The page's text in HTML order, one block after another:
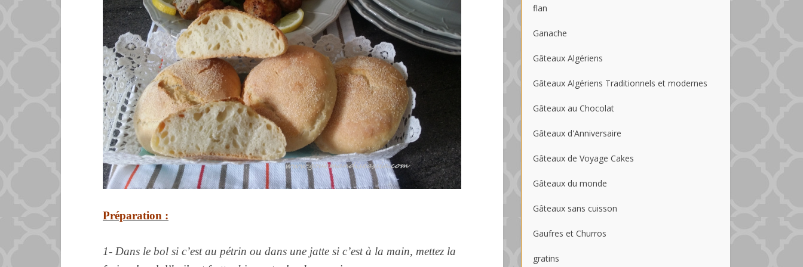
Préparation :
1- Dans le bol si c’est au pétrin ou dans une jatte si c’est à la main, mettez la
flan
Ganache
Gâteaux Algériens
Gâteaux Algériens Traditionnels et modernes
Gâteaux au Chocolat
Gâteaux d'Anniversaire
Gâteaux de Voyage Cakes
Gâteaux du monde
Gâteaux sans cuisson
Gaufres et Churros
gratins